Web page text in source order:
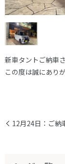
新車タントご納車
この度は誠にあり
12月24日：ご納